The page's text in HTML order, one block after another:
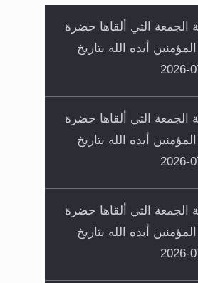
الجمعة التي ألقاها حضرة
المؤمنين أيده الله بتاريخ
الجمعة التي ألقاها حضرة
المؤمنين أيده الله بتاريخ
الجمعة التي ألقاها حضرة
المؤمنين أيده الله بتاريخ